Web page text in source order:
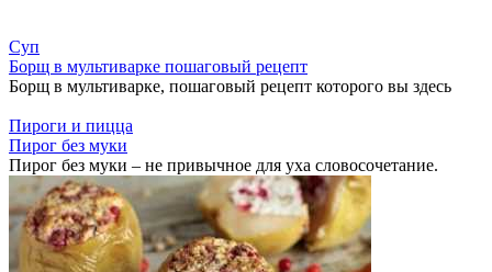
Суп
Борщ в мультиварке пошаговый рецепт
Борщ в мультиварке, пошаговый рецепт которого вы здесь
Пироги и пицца
Пирог без муки
Пирог без муки – не привычное для уха словосочетание.